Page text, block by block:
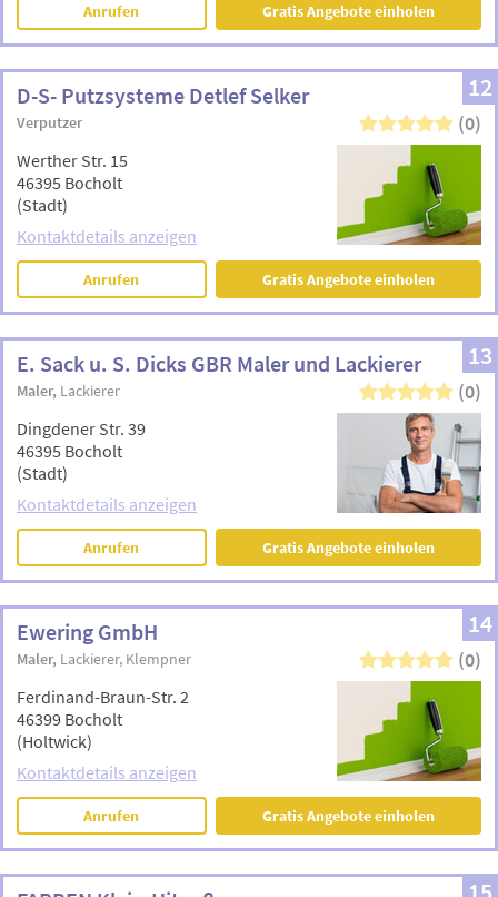
Anrufen Gratis Angebote einholen
12
D-S- Putzsysteme Detlef Selker
Verputzer (0)
Werther Str. 15
46395 Bocholt
(Stadt)
Kontaktdetails anzeigen
Anrufen Gratis Angebote einholen
13
E. Sack u. S. Dicks GBR Maler und Lackierer
Maler Lackierer (0)
Dingdener Str. 39
46395 Bocholt
(Stadt)
Kontaktdetails anzeigen
Anrufen Gratis Angebote einholen
14
Ewering GmbH
Maler Lackierer Klempner (0)
Ferdinand-Braun-Str. 2
46399 Bocholt
(Holtwick)
Kontaktdetails anzeigen
Anrufen Gratis Angebote einholen